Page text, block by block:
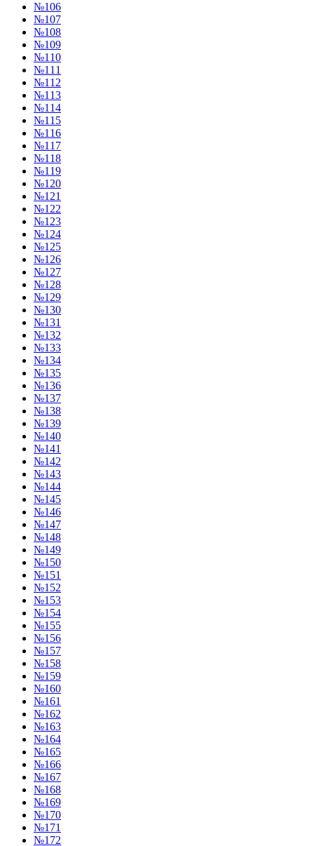
№106
№107
№108
№109
№110
№111
№112
№113
№114
№115
№116
№117
№118
№119
№120
№121
№122
№123
№124
№125
№126
№127
№128
№129
№130
№131
№132
№133
№134
№135
№136
№137
№138
№139
№140
№141
№142
№143
№144
№145
№146
№147
№148
№149
№150
№151
№152
№153
№154
№155
№156
№157
№158
№159
№160
№161
№162
№163
№164
№165
№166
№167
№168
№169
№170
№171
№172